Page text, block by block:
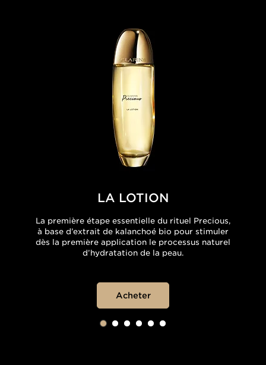
LA LOTION
La première étape essentielle du rituel Precious,
à base d’extrait de kalanchoé bio pour stimuler
dès la première application le processus naturel
d’hydratation de la peau.
Acheter